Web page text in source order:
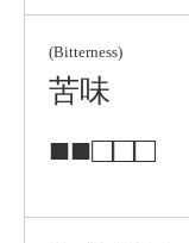
(Bitterness)
苦味
■■□□□